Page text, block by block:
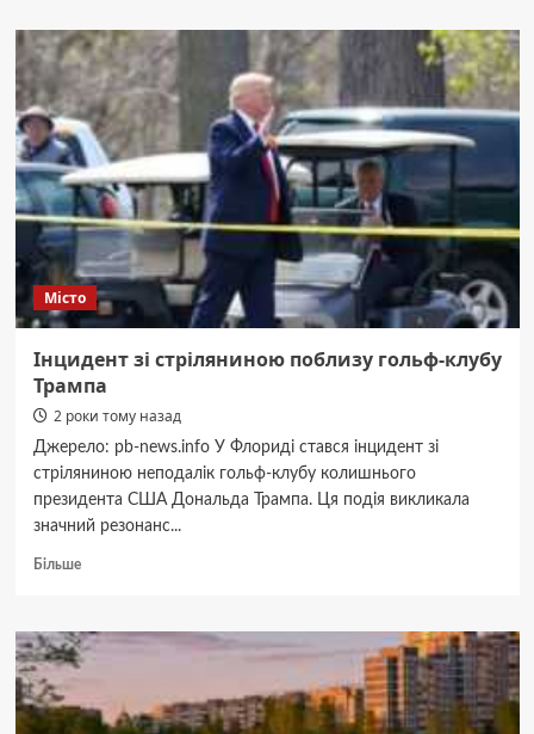
правильно
купити
басейн
для
дому
або
дачі:
практичні
поради
Місто
Інцидент зі стріляниною поблизу гольф-клубу
Трампа
2 роки тому назад
Джерело: pb-news.info У Флориді стався інцидент зі
стріляниною неподалік гольф-клубу колишнього
президента США Дональда Трампа. Ця подія викликала
значний резонанс...
БільшеДокладніше
зі
стріляниною
поблизу
клубу